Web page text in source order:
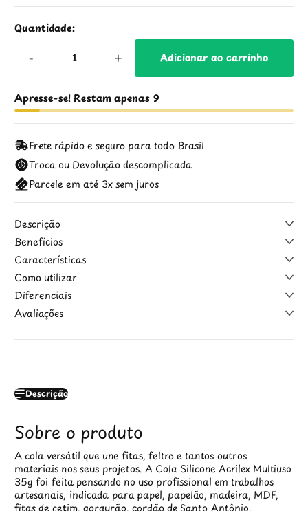
Quantidade:
- + Adicionar ao carrinho
Apresse-se! Restam apenas 9
Frete rápido e seguro para todo Brasil
Troca ou Devolução descomplicada
Parcele em até 3x sem juros
Descrição
Benefícios
Características
Como utilizar
Diferenciais
Avaliações
Descrição
Sobre o produto
A cola versátil que une fitas, feltro e tantos outros
materiais nos seus projetos. A Cola Silicone Acrilex Multiuso
35g foi feita pensando no uso profissional em trabalhos
artesanais, indicada para papel, papelão, madeira, MDF,
fitas de cetim, gorgurão, cordão de Santo Antônio,